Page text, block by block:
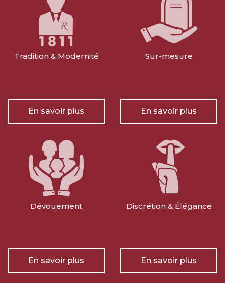
Tradition & Modernité
En savoir plus
Sur-mesure
En savoir plus
Dévouement
En savoir plus
Discrétion & Élégance
En savoir plus